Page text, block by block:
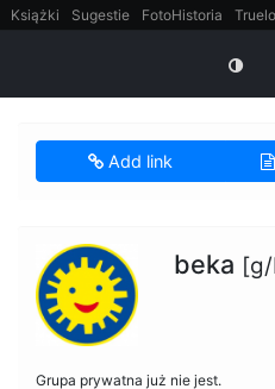
Książki Sugestie FotoHistoria
Add link
beka
Grupa prywatna już nie jest.